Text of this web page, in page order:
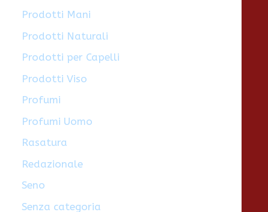
Prodotti Mani
Prodotti Naturali
Prodotti per Capelli
Prodotti Viso
Profumi
Profumi Uomo
Rasatura
Redazionale
Seno
Senza categoria